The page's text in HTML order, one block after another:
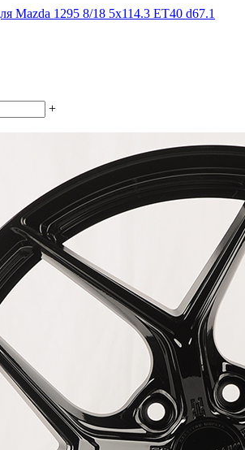
Mazda 1295 8/18 5x114.3 ET40 d67.1
+